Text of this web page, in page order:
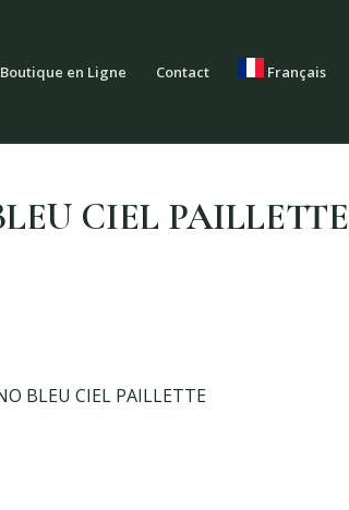
Boutique en Ligne Contact Français
CIEL PAILLETTE
BLEU CIEL PAILLETTE